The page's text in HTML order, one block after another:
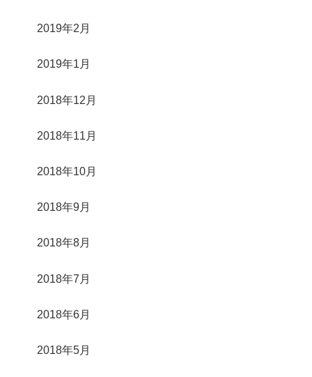
2019年2月
2019年1月
2018年12月
2018年11月
2018年10月
2018年9月
2018年8月
2018年7月
2018年6月
2018年5月